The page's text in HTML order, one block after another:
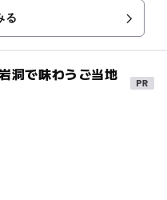
る
洞で味わうご当地